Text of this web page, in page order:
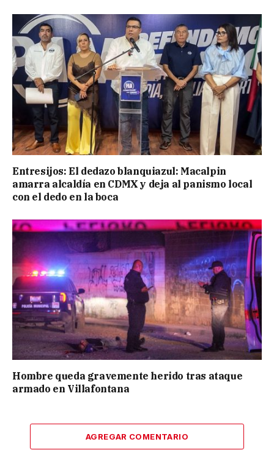
Entresijos: El dedazo blanquiazul: Macalpin
amarra alcaldía en CDMX y deja al panismo local
con el dedo en la boca
Hombre queda gravemente herido tras ataque
armado en Villafontana
AGREGAR COMENTARIO